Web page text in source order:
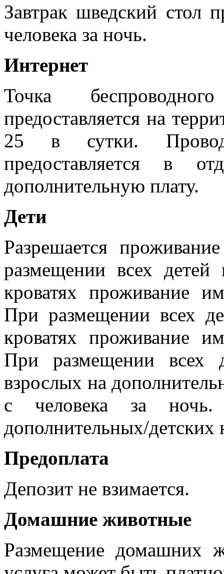
Завтрак шведский стол
человека за ночь.
Интернет
Точка
предоставляется на
25 в сутки.
предоставляется в
дополнительную плату.
Дети
Разрешается
размещении всех
кроватях проживание
При размещении всех
кроватях проживание
При размещении всех
взрослых на
с человека за ночь.
дополнительных/детских
Предоплата
Депозит не взимается.
Домашние животные
Размещение домашних